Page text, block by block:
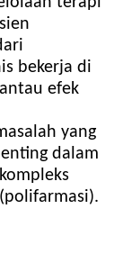
bekerja di
efek
yang
dalam